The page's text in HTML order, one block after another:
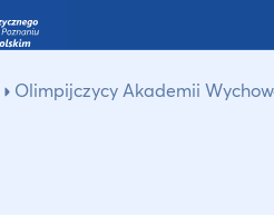
Olimpijczycy Akademii